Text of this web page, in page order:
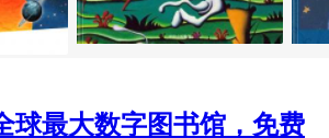
球最大数字图书馆，免费